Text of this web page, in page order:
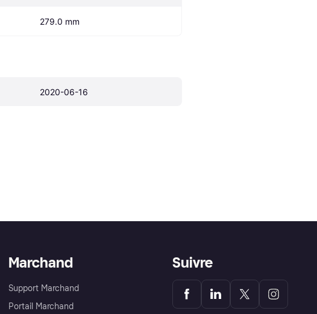
279.0 mm
2020-06-16
Marchand
Support Marchand
Portail Marchand
Suivre